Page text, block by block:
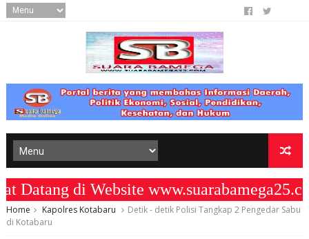
di Website
Home Kapolres Kotabaru
Detik - detik Polisi Tangkap 2 Pengedar Sabu
di Kotabaru